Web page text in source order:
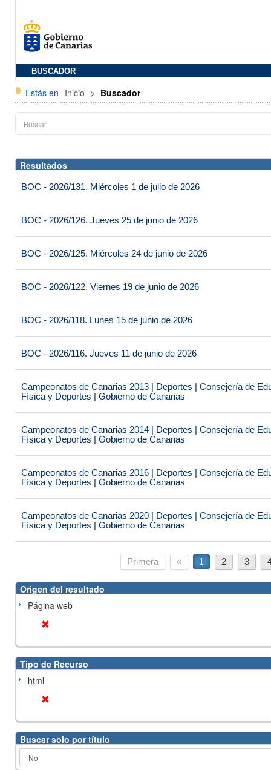
BUSCADOR
Estás en Inicio > Buscador
Resultados
BOC - 2026/131. Miércoles 1 de julio de 2026
BOC - 2026/126. Jueves 25 de junio de 2026
BOC - 2026/125. Miércoles 24 de junio de 2026
BOC - 2026/122. Viernes 19 de junio de 2026
BOC - 2026/118. Lunes 15 de junio de 2026
BOC - 2026/116. Jueves 11 de junio de 2026
Campeonatos de Canarias 2013 | Deportes | Consejería de
Física y Deportes | Gobierno de Canarias
Campeonatos de Canarias 2014 | Deportes | Consejería de
Física y Deportes | Gobierno de Canarias
Campeonatos de Canarias 2016 | Deportes | Consejería de
Física y Deportes | Gobierno de Canarias
Campeonatos de Canarias 2020 | Deportes | Consejería de
Física y Deportes | Gobierno de Canarias
Primera « 1 2 3
Origen del resultado
Página web
Tipo de Recurso
html
Buscar solo por título